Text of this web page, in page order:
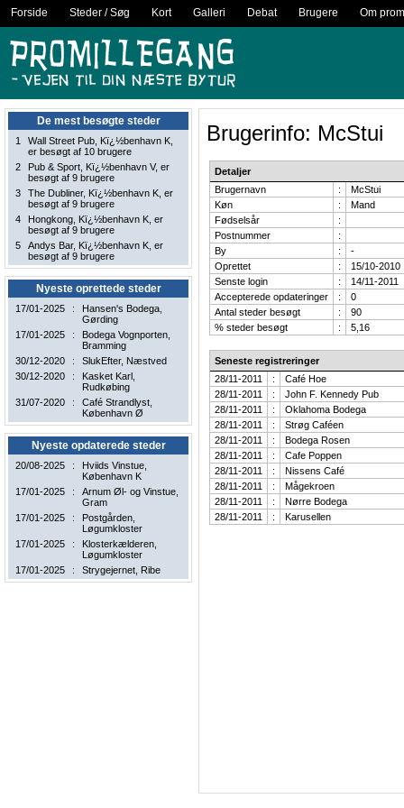
Forside Steder / Søg Kort Galleri Debat Brugere Om
De mest besøgte steder
1 Wall Street Pub , Kï¿½benhavn K,
er besøgt af 10 brugere
2
Pub & Sport , Kï¿½benhavn V, er
besøgt af 9 brugere
3
The Dubliner, Kï¿½benhavn K, er
besøgt af 9 brugere
4
Hongkong , Kï¿½benhavn K, er
besøgt af 9 brugere
5
Andys Bar, Kï¿½benhavn K, er
besøgt af 9 brugere
Nyeste oprettede steder
17/01-2025 : Hansen's Bodega
Gørding
17/01-2025
: Bodega Vognporten
Bramming
30/12-2020
: SlukEfter, Næstved
30/12-2020
: Kasket Karl
Rudkøbing
31/07-2020
: Café Strandlyst
København Ø
Nyeste opdaterede steder
20/08-2025 : Hviids Vinstue
København K
17/01-2025
: Arnum Øl- og Vinstue
Gram
17/01-2025
: Postgården
Løgumkloster
17/01-2025
: Klosterkælderen
Løgumkloster
17/01-2025
: Strygejernet , Ribe
Brugerinfo: McStui
Detaljer
Brugernavn
:
McStui
Køn
:
Mand
Fødselsår
:
Postnummer
:
By
:
-
Oprettet
:
15/10-2010
Senste login
:
14/11-2011
Accepterede opdateringer
:
0
Antal steder besøgt
:
90
% steder besøgt
: 5,16
Seneste registreringer
28/11-2011
:
Café Hoe
28/11-2011
:
John F. Kennedy Pub
28/11-2011
:
Oklahoma Bodega
28/11-2011
:
Strøg Caféen
28/11-2011
:
Bodega Rosen
28/11-2011
:
Cafe Poppen
28/11-2011
:
Nissens Café
28/11-2011
:
Mågekroen
28/11-2011
:
Nørre Bodega
28/11-2011
: Karusellen